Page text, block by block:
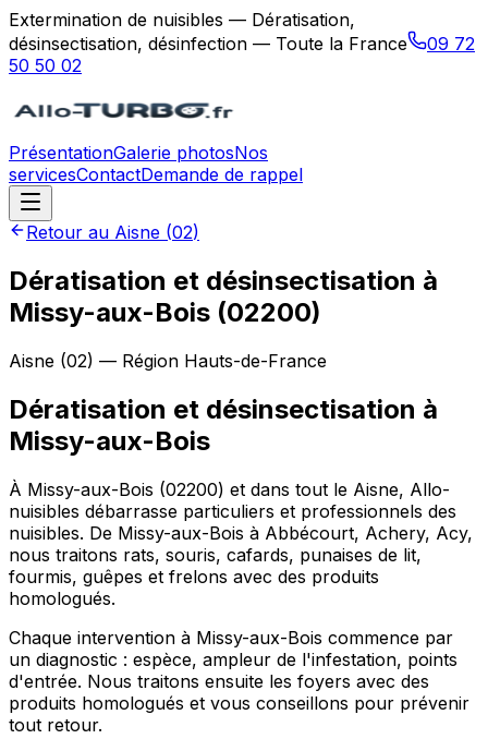
Extermination de nuisibles — Dératisation,
désinsectisation, désinfection — Toute la France
09 72
50 50 02
PrésentationGalerie photosNos
servicesContactDemande de rappel
Retour au Aisne (02)
Dératisation et désinsectisation à
Missy-aux-Bois (02200)
Aisne (02) — Région Hauts-de-France
Dératisation et désinsectisation à
Missy-aux-Bois
À Missy-aux-Bois (02200) et dans tout le Aisne, Allo-
nuisibles débarrasse particuliers et professionnels des
nuisibles. De Missy-aux-Bois à Abbécourt, Achery, Acy,
nous traitons rats, souris, cafards, punaises de lit,
fourmis, guêpes et frelons avec des produits
homologués.
Chaque intervention à Missy-aux-Bois commence par
un diagnostic : espèce, ampleur de l'infestation, points
d'entrée. Nous traitons ensuite les foyers avec des
produits homologués et vous conseillons pour prévenir
tout retour.